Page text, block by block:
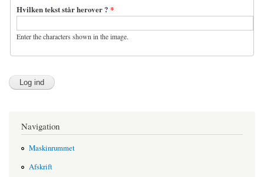
Hvilken tekst står herover ? *
Enter the characters shown in the image.
Navigation
Maskinrummet
Afskrift